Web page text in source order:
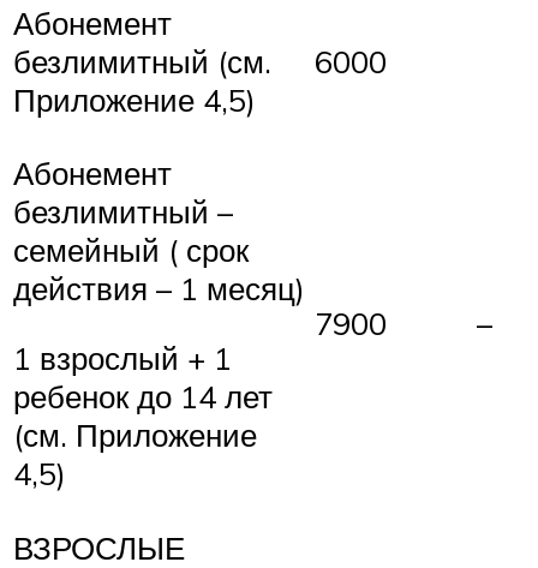
Абонемент
безлимитный (см.
Приложение 4,5)
6000
Абонемент
безлимитный –
семейный ( срок
действия – 1 месяц)
1 взрослый + 1
ребенок до 14 лет
(см. Приложение
4,5)
7900 –
ВЗРОСЛЫЕ